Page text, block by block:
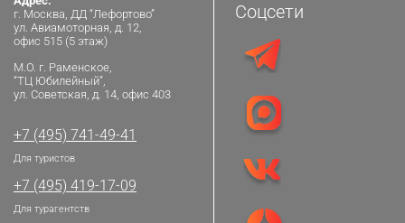
г. Москва, ДД “Лефортово”
ул. Авиамоторная, д. 12,
офис 515 (5 этаж)
М.О. г. Раменское,
“ТЦ Юбилейный”,
ул. Советская, д. 14, офис 403
+7 (495) 741-49-41
Для туристов
+7 (495) 419-17-09
Для турагентств
Соцсети